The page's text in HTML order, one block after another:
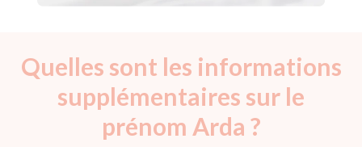
Quelles sont les informations
supplémentaires sur le
prénom Arda ?